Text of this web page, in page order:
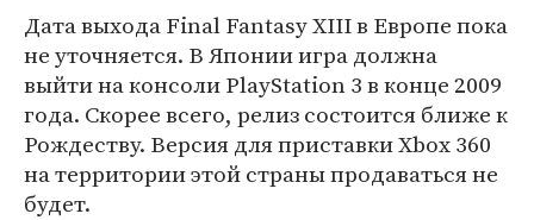
Дата выхода Final Fantasy XIII в Европе пока
не уточняется. В Японии игра должна
выйти на консоли PlayStation 3 в конце 2009
года. Скорее всего, релиз состоится ближе к
Рождеству. Версия для приставки Xbox 360
на территории этой страны продаваться не
будет.